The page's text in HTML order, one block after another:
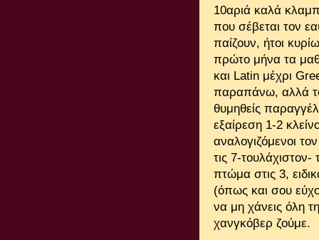
10αριά καλά
που σέβεται τον
παίζουν, ήτοι
πρώτο μήνα τα
και Latin μέχρι
παραπάνω, αλλά το
θυμηθείς
εξαίρεση 1-2
αναλογιζόμενοι
τις 7-
πτώμα στις 3,
(όπως και σου
να μη χάνεις όλη
χανγκόβερ ζούμε.